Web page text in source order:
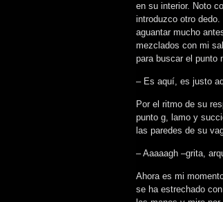
en su interior. Noto
introduzco otro
aguantar mucho
mezclados con mi
para buscar el punto
– Es aquí, es justo
Por el ritmo de su
punto g, lamo y
las paredes de su
– Aaaaagh –grita,
Ahora es mi
se ha estrechado